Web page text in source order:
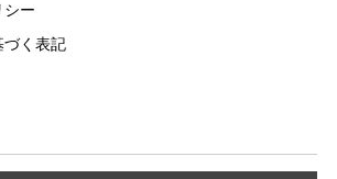
シー
づく表記